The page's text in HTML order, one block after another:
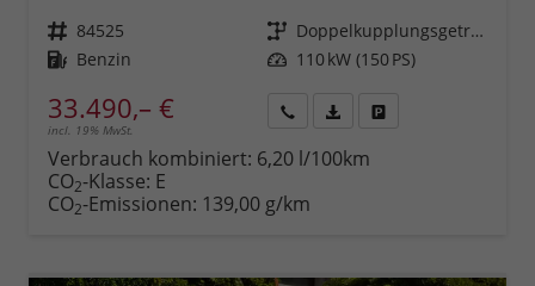
Fahrzeugnr. 84525 Getriebe
Doppelkupplungsgetriebe (DSG)
Kraftstoff Benzin Leistung 110 kW (150 PS)
33.490,– €
incl. 19% MwSt.
anfordern
Datei,
Verbrauch kombiniert: 6,20 l/100km
CO2-Klasse: E
CO2-Emissionen: 139,00 g/km